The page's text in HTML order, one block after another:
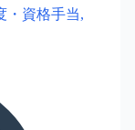
・資格手当,